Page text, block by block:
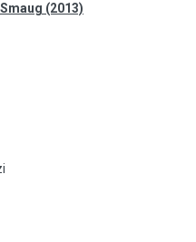
(2013)